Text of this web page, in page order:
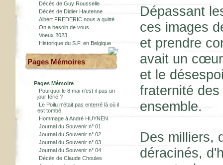
Décès de Guy Rousselle
Décès de Didier Hautenne
Albert FREDERIC nous a quitté
On a besoin de vous.
Voeux 2023
Historique du S.F. en Belgique
Pages Mémoires
Pages Mémoire
Pourquoi le 8 mai n'est-il pas un
jour férié ?
Le Poilu n'était pas enterré là où il
est tombé.
Hommage à André HUYNEN
Journal du Souvenir n° 01
Journal du Souvenir n° 02
Journal du Souvenir n° 03
Journal du Souvenir n° 04
Décès de Claude Choules
Dépassant
ces images
et prendre
avait un
et le
fraternité
ensemble.
Des milliers,
déracinés,